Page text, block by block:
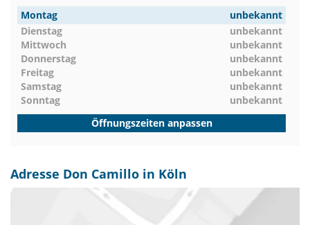
Montag
unbekannt
Dienstag
unbekannt
Mittwoch
unbekannt
Donnerstag
unbekannt
Freitag
unbekannt
Samstag
unbekannt
Sonntag
unbekannt
Öffnungszeiten anpassen
Adresse Don Camillo in Köln